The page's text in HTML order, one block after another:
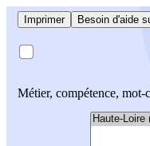
Imprimer Besoin d'aide
Métier, compétence,